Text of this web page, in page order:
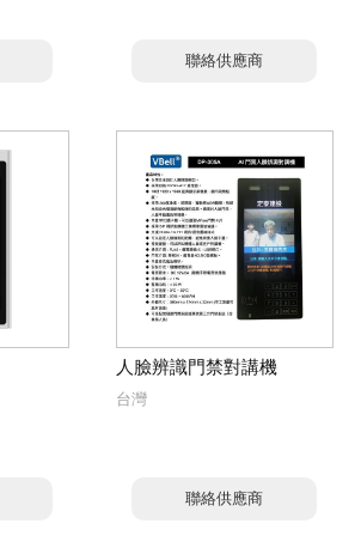
聯絡供應商
人臉辨識門禁對講機
台灣
聯絡供應商